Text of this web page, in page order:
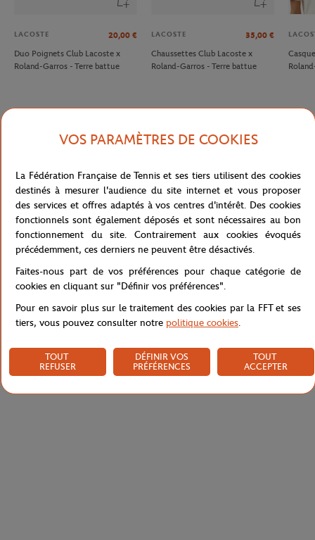
LACOSTE 20,00 €
Duo Poignets Club Lacoste x
Roland-Garros - Terre battue
LACOSTE 35,00 €
Chaussettes Club Lacoste x
Roland-Garros - Terre battue
Description détaillée
description-fr_FR
Référence :WH8978-RIJ
Caractéristiques
Livraison et retours
VOS PARAMÈTRES DE COOKIES
La Fédération Française de Tennis et ses tiers utilisent des cookies
destinés à mesurer l'audience du site internet et vous proposer
des services et offres adaptés à vos centres d'intérêt. Des cookies
fonctionnels sont également déposés et sont nécessaires au bon
fonctionnement du site. Contrairement aux cookies évoqués
précédemment, ces derniers ne peuvent être désactivés.
Faites-nous part de vos préférences pour chaque catégorie de
cookies en cliquant sur "Définir vos préférences".
Pour en savoir plus sur le traitement des cookies par la FFT et ses
tiers, vous pouvez consulter notre politique cookies.
TOUT
REFUSER
DÉFINIR VOS
PRÉFÉRENCES
TOUT
ACCEPTER